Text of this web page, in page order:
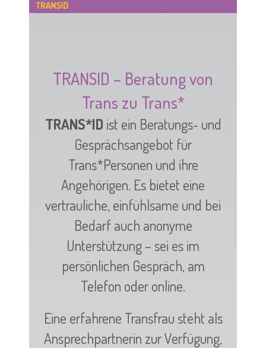
TRANSID – Beratung von
Trans zu Trans*
TRANS*ID ist ein Beratungs- und
Gesprächsangebot für
Trans*Personen und ihre
Angehörigen. Es bietet eine
vertrauliche, einfühlsame und bei
Bedarf auch anonyme
Unterstützung – sei es im
persönlichen Gespräch, am
Telefon oder online.
Eine erfahrene Transfrau steht als
Ansprechpartnerin zur Verfügung,